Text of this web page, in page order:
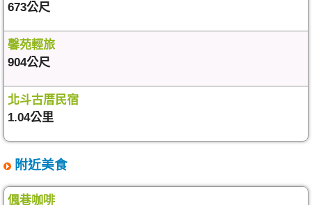
673公尺
馨苑輕旅
904公尺
北斗古厝民宿
1.04公里
附近美食
偑巷咖啡